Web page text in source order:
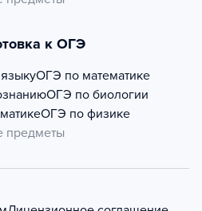
к ОГЭ
ОГЭ по математике
ОГЭ по биологии
ОГЭ по физике
предметы